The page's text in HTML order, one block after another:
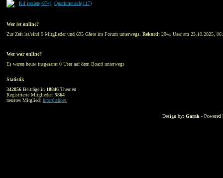
Kil jaeden(-974) Quarkmensch(117)
Wer ist online?
Zur Zeit ist/sind 0 Mitglieder und 695 Gäste im Forum unterwegs. Rekord: 2041 User am 23.10.2025,
Wer war online?
Es waren heute insgesamt 0 User auf dem Board unterwegs
Statistik
342856 Beiträge in 18846 Themen
Registrierte Mitglieder: 5864
neustes Mitglied: hnorthshoes
Design by:Garak -